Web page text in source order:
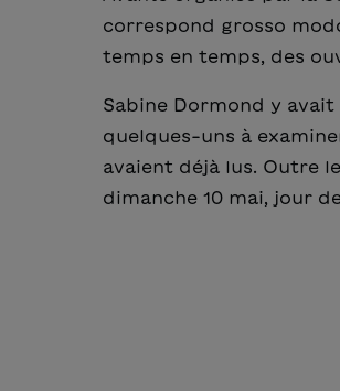
correspond grosso
temps en temps, des
Sabine Dormond y avait
quelques-uns à
avaient déjà lus. Outre
dimanche 10 mai, jour